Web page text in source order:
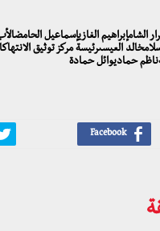
الشامإبراهيم الغازيإسماعيل
العيسىرئيسة مركز توثيق
حماديوائل حمادة